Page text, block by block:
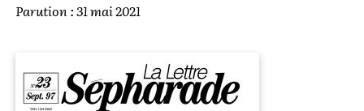
Parution :31 mai 2021